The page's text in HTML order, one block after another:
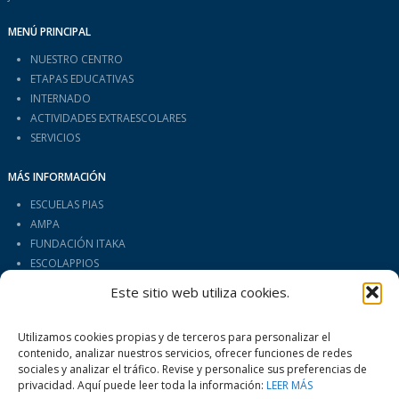
Este sitio web utiliza cookies.
Utilizamos cookies propias y de terceros para personalizar el
contenido, analizar nuestros servicios, ofrecer funciones de redes
sociales y analizar el tráfico. Revise y personalice sus preferencias de
privacidad. Aquí puede leer toda la información: LEER MÁS
MENÚ PRINCIPAL
NUESTRO CENTRO
ETAPAS EDUCATIVAS
INTERNADO
ACTIVIDADES EXTRAESCOLARES
SERVICIOS
MÁS INFORMACIÓN
ESCUELAS PIAS
AMPA
FUNDACIÓN ITAKA
ESCOLAPPIOS
Colegio Calasanz de Salamanca
Pº Canalejas, 139-159 - 37001 - Salamanca
Teléfono:923 26 79 61 |Fax: 923 27 04 54
Email:info@calasanzsalamanca.es